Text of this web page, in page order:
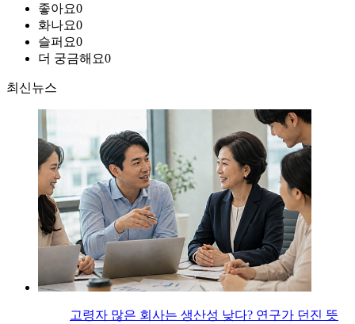
좋아요0
화나요0
슬퍼요0
더 궁금해요0
최신뉴스
고령자 많은 회사는 생산성 낮다? 연구가 던진 뜻